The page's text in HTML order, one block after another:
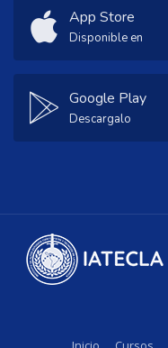
App Store
Disponible en
Google Play
Descargalo